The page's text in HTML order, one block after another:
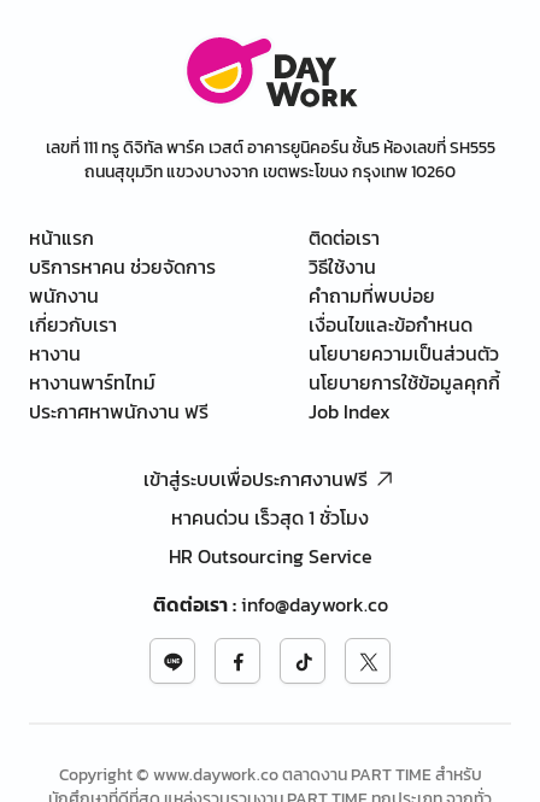
เลขที่ 111 ทรู ดิจิทัล พาร์ค เวสต์ อาคารยูนิคอร์น ชั้น5 ห้องเลขที่ SH555
ถนนสุขุมวิท แขวงบางจาก เขตพระโขนง กรุงเทพ 10260
หน้าแรก
บริการหาคน ช่วยจัดการ
พนักงาน
เกี่ยวกับเรา
หางาน
หางานพาร์ทไทม์
ประกาศหาพนักงาน ฟรี
ติดต่อเรา
วิธีใช้งาน
คำถามที่พบบ่อย
เงื่อนไขและข้อกำหนด
นโยบายความเป็นส่วนตัว
นโยบายการใช้ข้อมูลคุกกี้
Job Index
เข้าสู่ระบบเพื่อประกาศงานฟรี
หาคนด่วน เร็วสุด 1 ชั่วโมง
HR Outsourcing Service
ติดต่อเรา:info@daywork.co
Copyright © www.daywork.co ตลาดงาน PART TIME สำหรับ